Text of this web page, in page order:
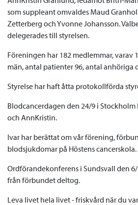
som suppleant omvaldes Maud
Zetterberg och Yvonne Johansson.
delegerades till styrelsen.
Föreningen har 182 medlemmar, varav
män, antal patienter 96, antal anhöriga
Styrelse har haft åtta protokollförda
Blodcancerdagen den 24/9 i Stockholm
och AnnKristin.
Ivar har berättat om vår förening,
blodsjukdomar på Höstens cancerskola.
Ordförandekonferens i Sundsvall den
från förbundet deltog.
Leva livet hela livet - friskvård när du